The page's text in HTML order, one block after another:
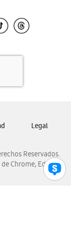
Reservados.
Chrome, Edge,
Legal